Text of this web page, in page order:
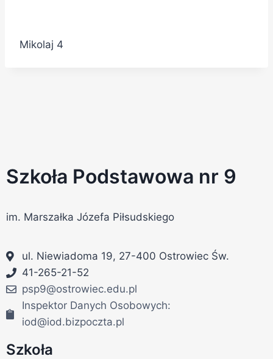
Mikolaj 4
Szkoła Podstawowa nr 9
im. Marszałka Józefa Piłsudskiego
ul. Niewiadoma 19, 27-400 Ostrowiec Św.
41-265-21-52
psp9@ostrowiec.edu.pl
Inspektor Danych Osobowych:
iod@iod.bizpoczta.pl
Szkoła